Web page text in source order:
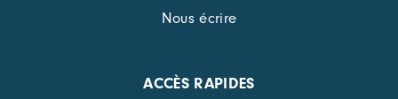
Nous écrire
ACCÈS RAPIDES